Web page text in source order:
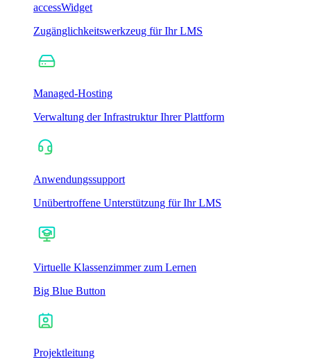
accessWidget
Zugänglichkeitswerkzeug für Ihr LMS
Managed-Hosting
Verwaltung der Infrastruktur Ihrer Plattform
Anwendungssupport
Unübertroffene Unterstützung für Ihr LMS
Virtuelle Klassenzimmer zum Lernen
Big Blue Button
Projektleitung